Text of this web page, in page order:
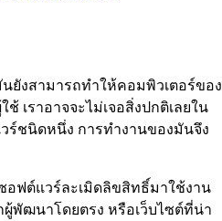
งสามารถทำให้คอมพิวเตอร์ของ
เราอาจจะไม่เจอสิ่งปกติเลยใน
ร์ชนิดหนึ่ง การทำงานของมันจึง
อฟต์แวร์ละเมิดลิขสิทธิ์มาใช้งาน
ผู้พัฒนาโดยตรง หรือเว็บไซต์ที่น่า